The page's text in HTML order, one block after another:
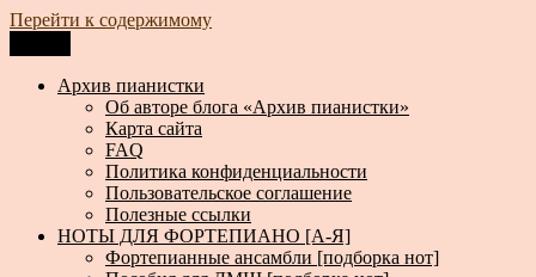
Перейти к содержимому
Архив пианистки
Всё для пианистов: ноты, книги, музыка, статьи…
Архив пианистки
Об авторе блога «Архив пианистки»
Карта сайта
FAQ
Политика конфиденциальности
Пользовательское соглашение
Полезные ссылки
НОТЫ ДЛЯ ФОРТЕПИАНО [А-Я]
Фортепианные ансамбли [подборка нот]